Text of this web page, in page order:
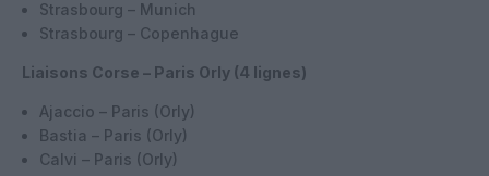
Strasbourg – Munich
Strasbourg – Copenhague
Liaisons Corse – Paris Orly (4 lignes)
Ajaccio – Paris (Orly)
Bastia – Paris (Orly)
Calvi – Paris (Orly)